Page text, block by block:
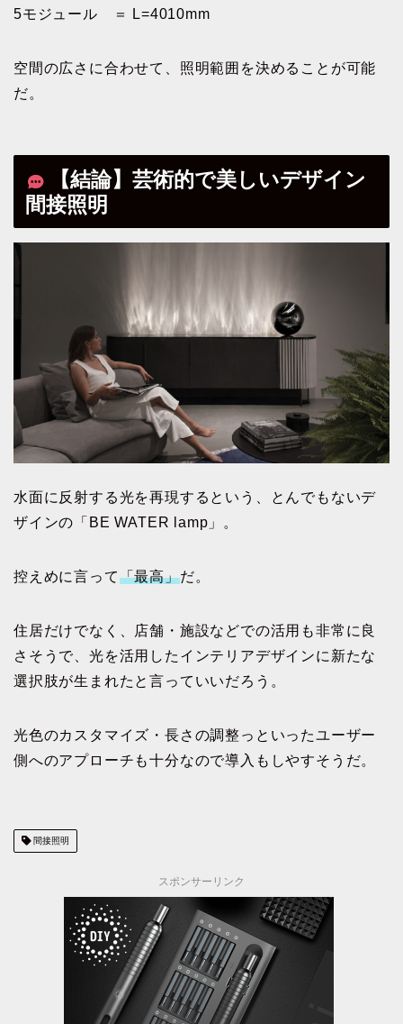
5モジュール ＝ L=4010mm
空間の広さに合わせて、照明範囲を決めることが可能
だ。
【結論】芸術的で美しいデザイン
間接照明
水面に反射する光を再現するという、とんでもないデ
ザインの「BE WATER lamp」。
控えめに言って「最高」だ。
住居だけでなく、店舗・施設などでの活用も非常に良
さそうで、光を活用したインテリアデザインに新たな
選択肢が生まれたと言っていいだろう。
光色のカスタマイズ・長さの調整っといったユーザー
側へのアプローチも十分なので導入もしやすそうだ。
間接照明
スポンサーリンク